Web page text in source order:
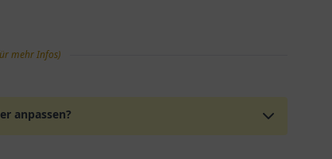
mehr Infos)
anpassen?